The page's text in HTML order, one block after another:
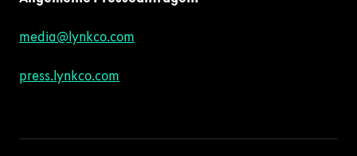
media@lynkco.com
press.lynkco.com